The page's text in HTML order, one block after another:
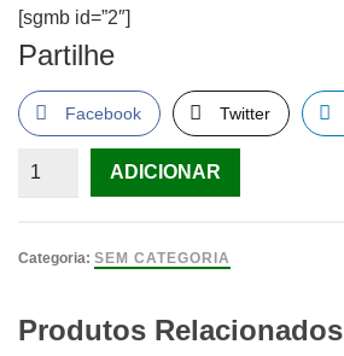
[sgmb id=”2″]
Partilhe
Facebook Twitter
Quantidade
Einstein:
My
ADICIONAR
Categoria: SEM CATEGORIA
Produtos Relacionados